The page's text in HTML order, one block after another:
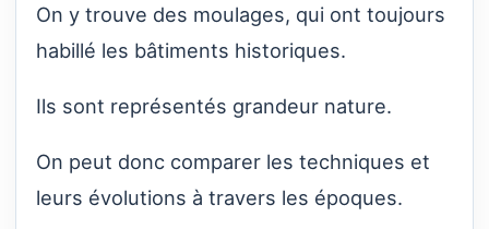
On y trouve des moulages, qui ont toujours
habillé les bâtiments historiques.
Ils sont représentés grandeur nature.
On peut donc comparer les techniques et
leurs évolutions à travers les époques.